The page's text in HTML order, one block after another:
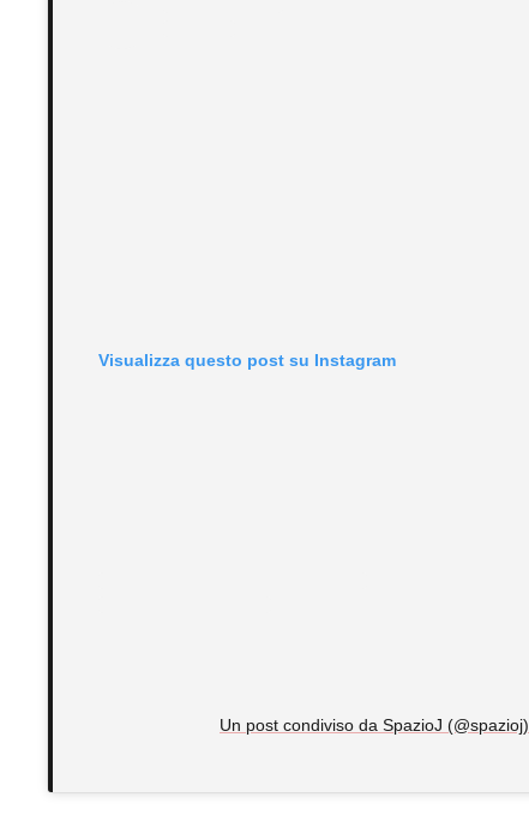
Visualizza questo post su Instagram
Un post condiviso da SpazioJ (@spazioj)